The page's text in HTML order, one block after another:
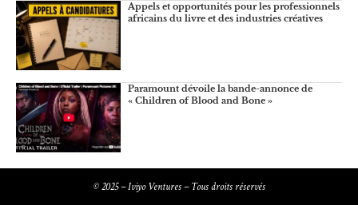
Appels et opportunités pour les professionnels
africains du livre et des industries créatives
Paramount dévoile la bande-annonce de
« Children of Blood and Bone »
© 2025 – Iviyo Ventures – Tous droits réservés